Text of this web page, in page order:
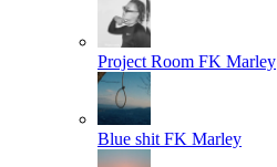
Project Room FK Marley
Blue shit FK Marley